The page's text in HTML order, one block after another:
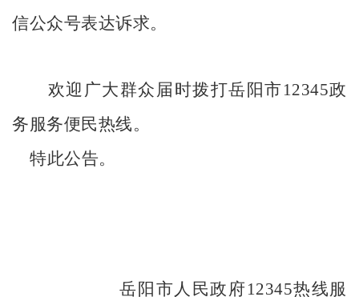
信公众号表达诉求。
欢迎广大群众届时拨打岳阳市12345政
务服务便民热线。
特此公告。
岳阳市人民政府12345热线服